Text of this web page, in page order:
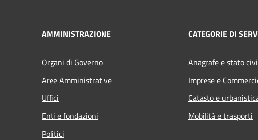
AMMINISTRAZIONE
Organi di Governo
Aree Amministrative
Uffici
Enti e fondazioni
Politici
CATEGORIE DI
Anagrafe e stato
Imprese e
Catasto e
Mobilità e trasporti